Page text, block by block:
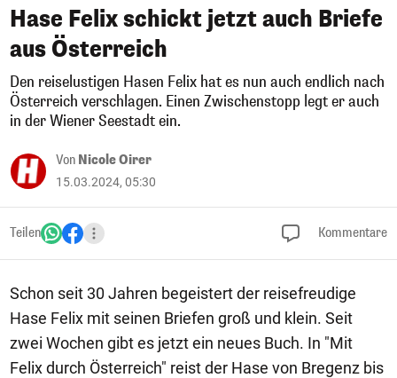
Hase Felix schickt jetzt auch Briefe
aus Österreich
Den reiselustigen Hasen Felix hat es nun auch endlich nach
Österreich verschlagen. Einen Zwischenstopp legt er auch
in der Wiener Seestadt ein.
Von Nicole Oirer
15.03.2024, 05:30
Teilen Kommentare
Schon seit 30 Jahren begeistert der reisefreudige
Hase Felix mit seinen Briefen groß und klein. Seit
zwei Wochen gibt es jetzt ein neues Buch. In "Mit
Felix durch Österreich" reist der Hase von Bregenz bis